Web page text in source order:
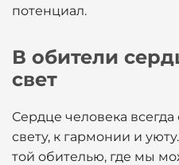
потенциал.
В обители
свет
Сердце человека
свету, к гармонии и
той обителью, где мы